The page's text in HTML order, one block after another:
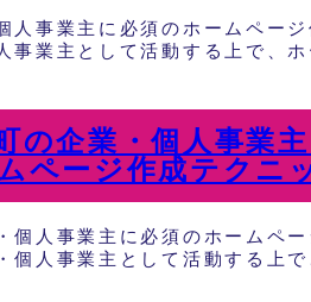
人事業主に必須のホームペー
事業主として活動する上で、
の企業・個人事業
ページ作成テクニ
個人事業主に必須のホームペ
個人事業主として活動する上